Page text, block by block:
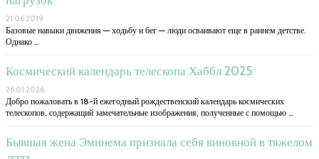
21.06.2019
Базовые навыки движения — ходьбу и бег — люди осваивают еще в раннем детстве.
Однако …
Космический календарь телескопа Хаббл 2025
26.01.2026
Добро пожаловать в 18-й ежегодный рождественский календарь космических
телескопов, содержащий замечательные изображения, полученные с помощью …
Бывшая жена Эминема признала себя виновной в тяжелом